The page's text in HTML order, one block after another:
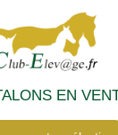
EN